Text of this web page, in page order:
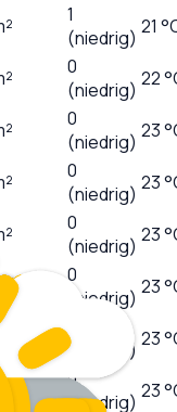
1
(niedrig) 21
0
(niedrig) 22
0
(niedrig) 23
0
(niedrig) 23
0
(niedrig) 23
0
(niedrig) 23
(niedrig) 23
0
(niedrig) 23